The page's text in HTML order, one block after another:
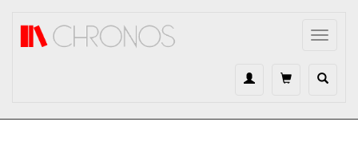
Toggle